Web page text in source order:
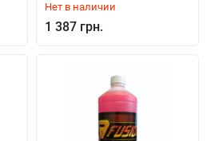
Нет в наличии
1 387 грн.